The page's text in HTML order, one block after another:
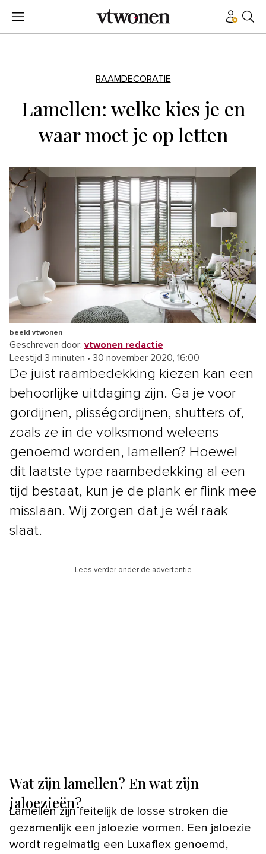
RAAMDECORATIE
Lamellen: welke kies je en
waar moet je op letten
beeld vtwonen
Geschreven door: vtwonen redactie
Leestijd 3 minuten • 30 november 2020, 16:00
De juist raambedekking kiezen kan een
behoorlijke uitdaging zijn. Ga je voor
gordijnen, plisségordijnen, shutters of,
zoals ze in de volksmond weleens
genoemd worden, lamellen? Hoewel
dit laatste type raambedekking al een
tijd bestaat, kun je de plank er flink mee
misslaan. Wij zorgen dat je wél raak
slaat.
Lees verder onder de advertentie
Wat zijn lamellen? En wat zijn
jaloezieën?
Lamellen zijn feitelijk de losse stroken die
gezamenlijk een jaloezie vormen. Een jaloezie
wordt regelmatig een Luxaflex genoemd,